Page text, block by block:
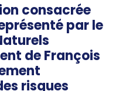
consacrée
par le
de François
risques